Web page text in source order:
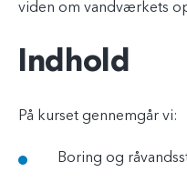
viden om vandværkets
Indhold
På kurset gennemgår vi:
Boring og